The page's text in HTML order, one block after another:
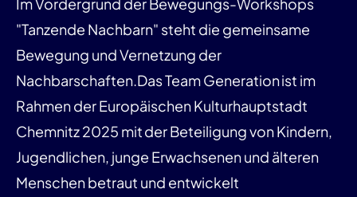
"Tanzende Nachbarn" steht die gemeinsame
Bewegung und Vernetzung der
Nachbarschaften.Das Team Generation ist im
Rahmen der Europäischen Kulturhauptstadt
Chemnitz 2025 mit der Beteiligung von Kindern,
Jugendlichen, junge Erwachsenen und älteren
Menschen betraut und entwickelt